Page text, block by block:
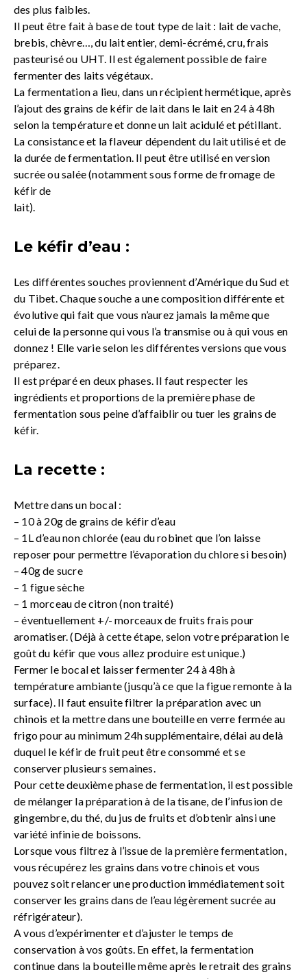
des plus faibles.
Il peut être fait à base de tout type de lait : lait de vache,
brebis, chèvre…, du lait entier, demi-écrémé, cru, frais
pasteurisé ou UHT. Il est également possible de faire
fermenter des laits végétaux.
La fermentation a lieu, dans un récipient hermétique, après
l’ajout des grains de kéfir de lait dans le lait en 24 à 48h
selon la température et donne un lait acidulé et pétillant.
La consistance et la flaveur dépendent du lait utilisé et de
la durée de fermentation. Il peut être utilisé en version
sucrée ou salée (notamment sous forme de fromage de
kéfir de
lait).
Le kéfir d’eau :
Les différentes souches proviennent d’Amérique du Sud et
du Tibet. Chaque souche a une composition différente et
évolutive qui fait que vous n’aurez jamais la même que
celui de la personne qui vous l’a transmise ou à qui vous en
donnez ! Elle varie selon les différentes versions que vous
préparez.
Il est préparé en deux phases. Il faut respecter les
ingrédients et proportions de la première phase de
fermentation sous peine d’affaiblir ou tuer les grains de
kéfir.
La recette :
Mettre dans un bocal :
– 10 à 20g de grains de kéfir d’eau
– 1L d’eau non chlorée (eau du robinet que l’on laisse
reposer pour permettre l’évaporation du chlore si besoin)
– 40g de sucre
– 1 figue sèche
– 1 morceau de citron (non traité)
– éventuellement +/- morceaux de fruits frais pour
aromatiser. (Déjà à cette étape, selon votre préparation le
goût du kéfir que vous allez produire est unique.)
Fermer le bocal et laisser fermenter 24 à 48h à
température ambiante (jusqu’à ce que la figue remonte à la
surface). Il faut ensuite filtrer la préparation avec un
chinois et la mettre dans une bouteille en verre fermée au
frigo pour au minimum 24h supplémentaire, délai au delà
duquel le kéfir de fruit peut être consommé et se
conserver plusieurs semaines.
Pour cette deuxième phase de fermentation, il est possible
de mélanger la préparation à de la tisane, de l’infusion de
gingembre, du thé, du jus de fruits et d’obtenir ainsi une
variété infinie de boissons.
Lorsque vous filtrez à l’issue de la première fermentation,
vous récupérez les grains dans votre chinois et vous
pouvez soit relancer une production immédiatement soit
conserver les grains dans de l’eau légèrement sucrée au
réfrigérateur).
A vous d’expérimenter et d’ajuster le temps de
conservation à vos goûts. En effet, la fermentation
continue dans la bouteille même après le retrait des grains